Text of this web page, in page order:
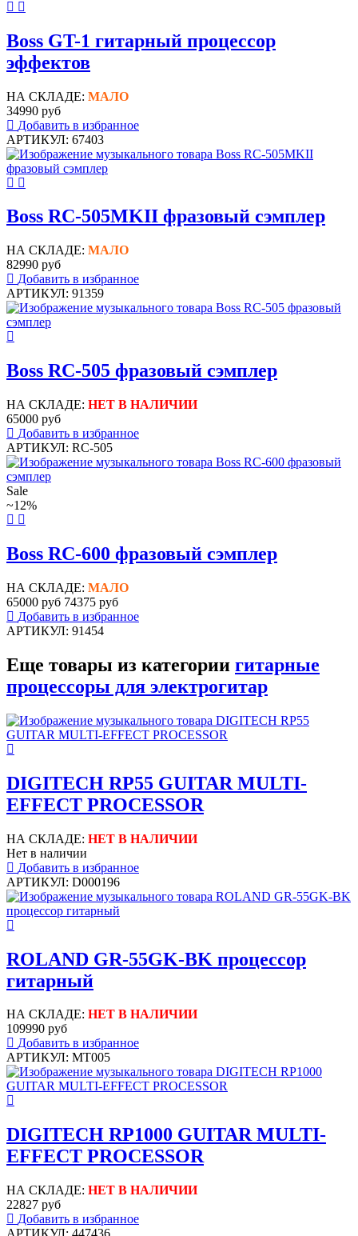
Boss GT-1 гитарный процессор
эффектов
НА СКЛАДЕ: МАЛО
34990 руб
Добавить в избранное
АРТИКУЛ: 67403
Boss RC-505MKII фразовый сэмплер
НА СКЛАДЕ: МАЛО
82990 руб
Добавить в избранное
АРТИКУЛ: 91359
Boss RC-505 фразовый сэмплер
НА СКЛАДЕ: НЕТ В НАЛИЧИИ
65000 руб
Добавить в избранное
АРТИКУЛ: RC-505
Sale
~12%
Boss RC-600 фразовый сэмплер
НА СКЛАДЕ: МАЛО
65000 руб 74375 руб
Добавить в избранное
АРТИКУЛ: 91454
Еще товары из категории гитарные
процессоры для электрогитар
DIGITECH RP55 GUITAR MULTI-
EFFECT PROCESSOR
НА СКЛАДЕ: НЕТ В НАЛИЧИИ
Нет в наличии
Добавить в избранное
АРТИКУЛ: D000196
ROLAND GR-55GK-BK процессор
гитарный
НА СКЛАДЕ: НЕТ В НАЛИЧИИ
109990 руб
Добавить в избранное
АРТИКУЛ: MT005
DIGITECH RP1000 GUITAR MULTI-
EFFECT PROCESSOR
НА СКЛАДЕ: НЕТ В НАЛИЧИИ
22827 руб
Добавить в избранное